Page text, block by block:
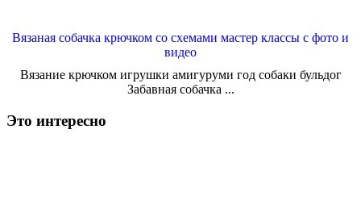
Вязаная собачка крючком со схемами мастер классы с фото и
видео
Вязание крючком игрушки амигуруми год собаки бульдог
Забавная собачка ...
Это интересно